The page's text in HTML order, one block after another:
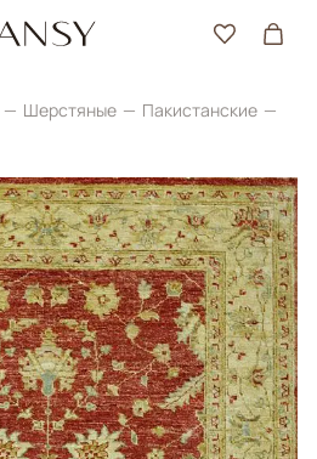
Шерстяные
Пакистанские